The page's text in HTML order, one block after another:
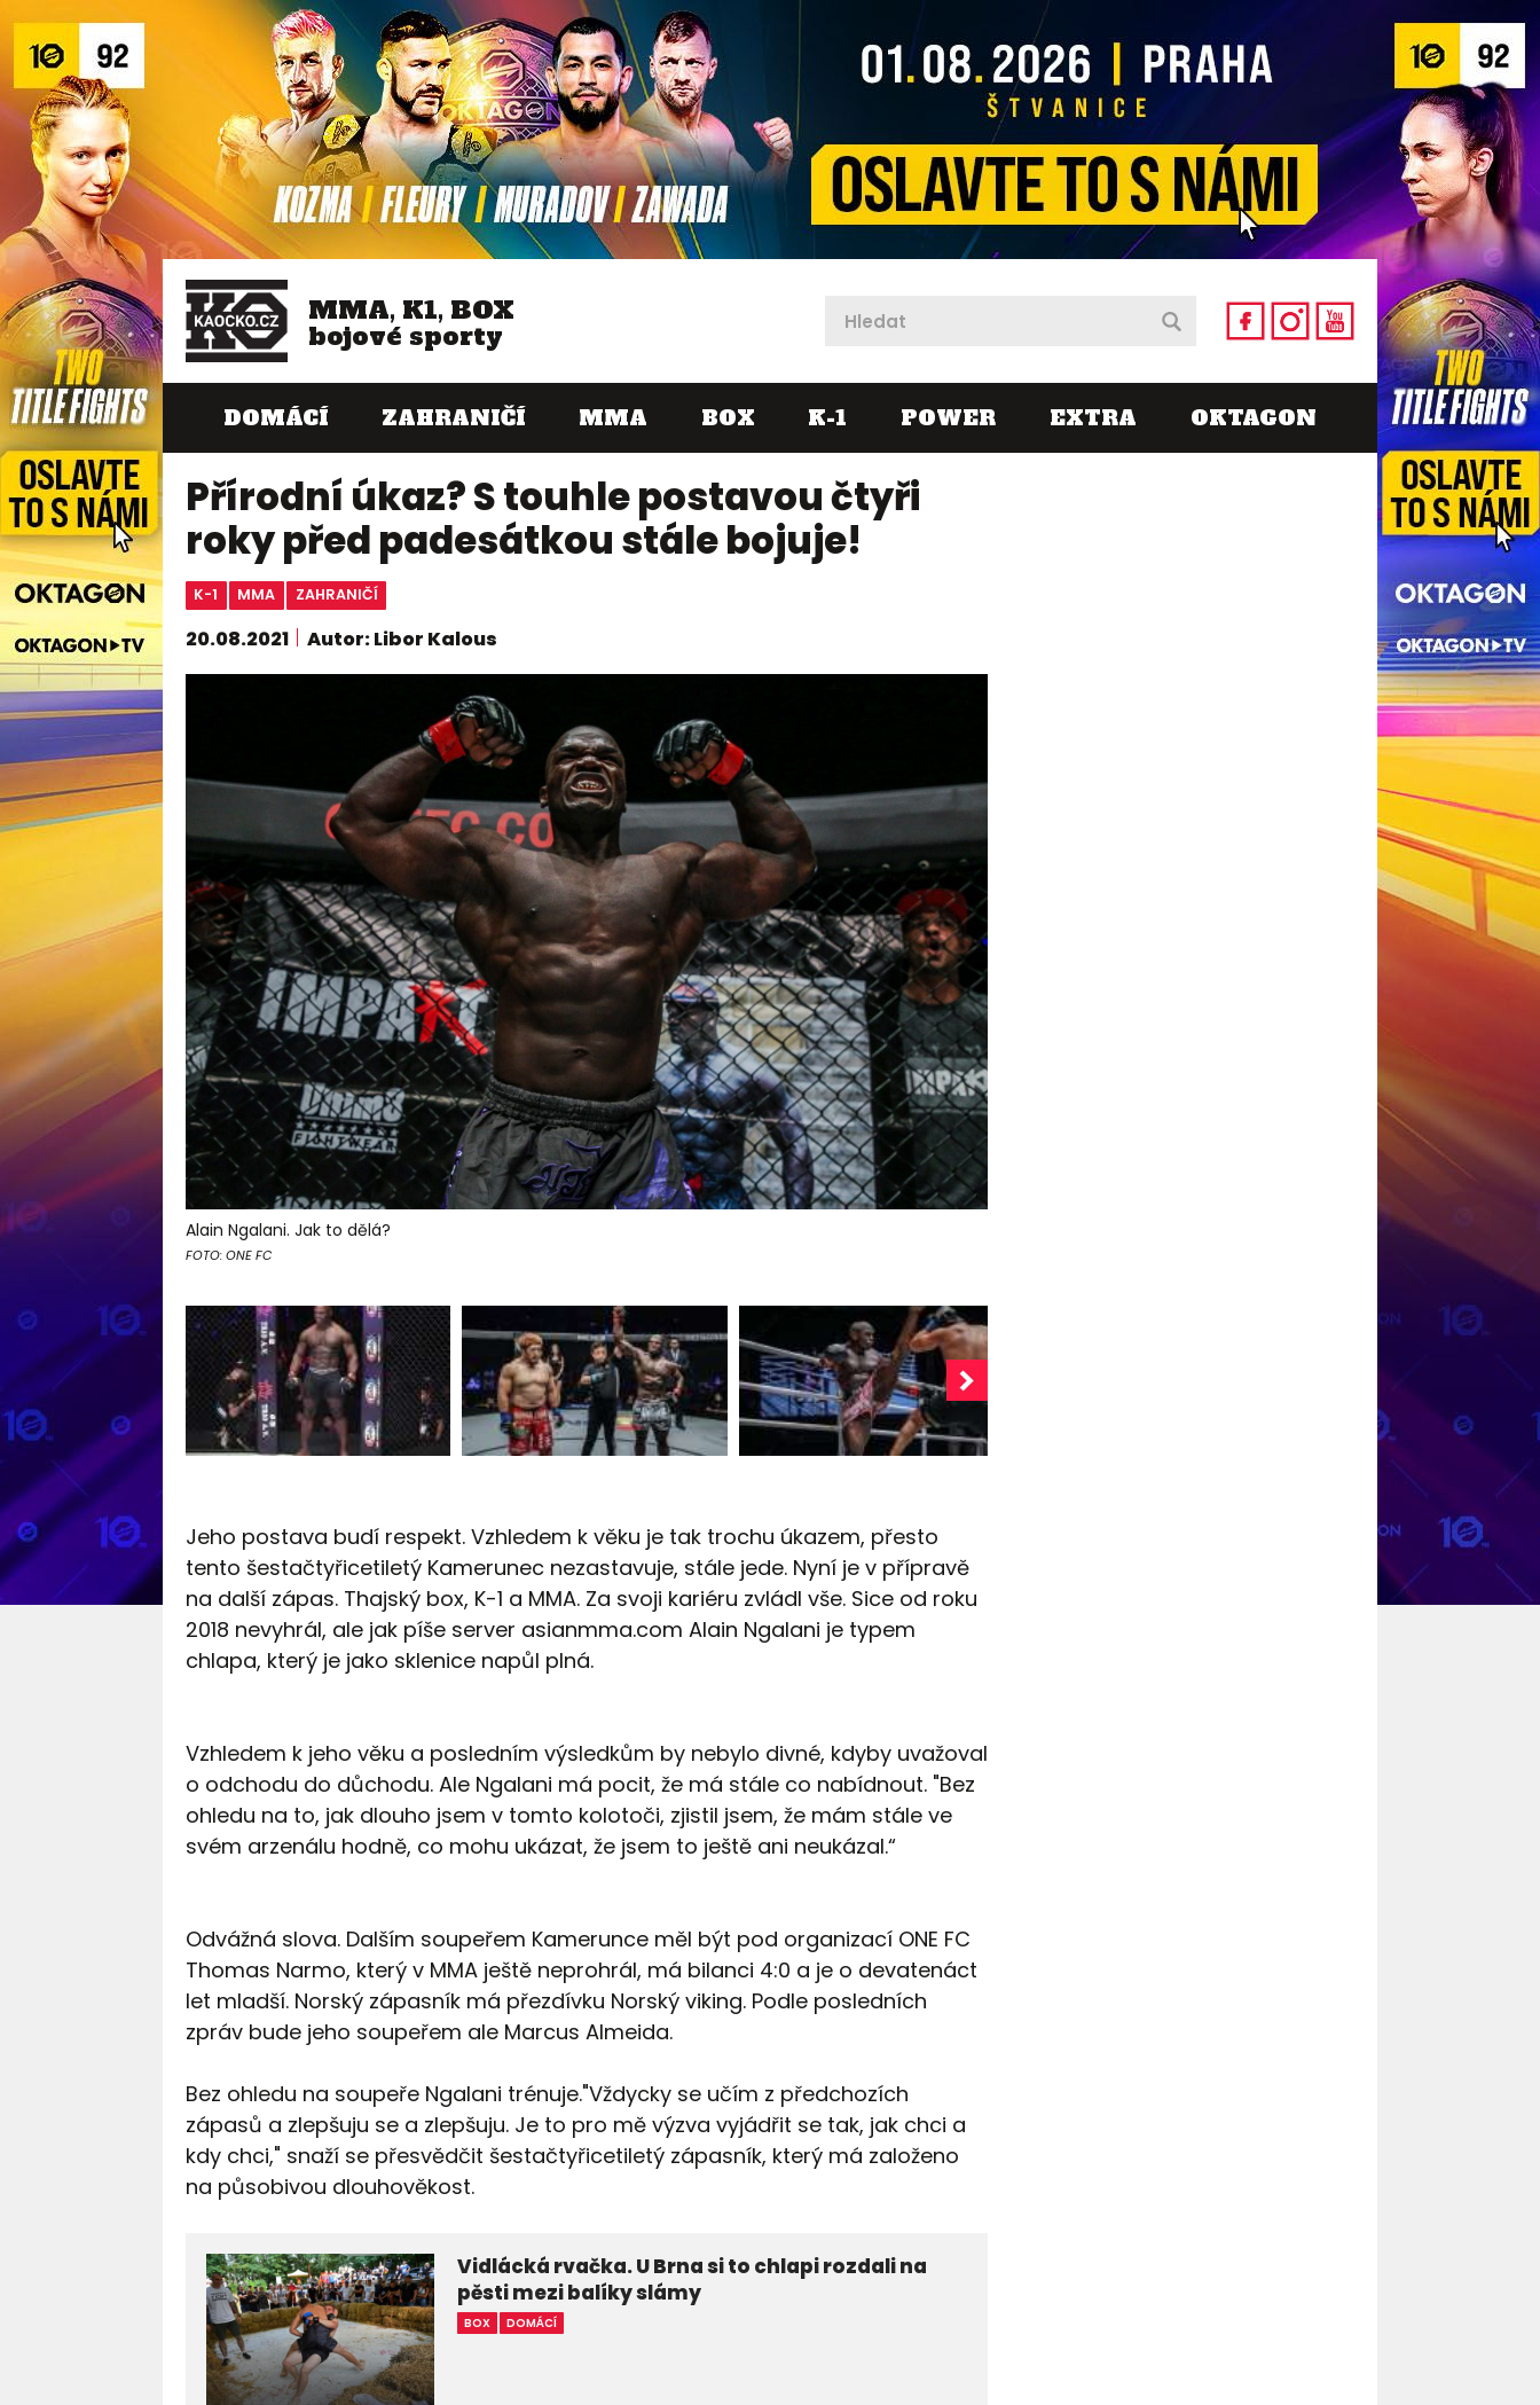
MMA, K1, BOX
bojové sporty
DOMÁCÍ ZAHRANIČÍ MMA BOX K-1 POWER EXTRA OKTAGON
Přírodní úkaz? S touhle postavou čtyři
roky před padesátkou stále bojuje!
K-1 MMA ZAHRANIČÍ
20.08.2021 Autor: Libor Kalous
Alain Ngalani. Jak to dělá?
FOTO: ONE FC
Jeho postava budí respekt. Vzhledem k věku je tak trochu úkazem, přesto
tento šestačtyřicetiletý Kamerunec nezastavuje, stále jede. Nyní je v přípravě
na další zápas. Thajský box, K-1 a MMA. Za svoji kariéru zvládl vše. Sice od roku
2018 nevyhrál, ale jak píše server asianmma.com Alain Ngalani je typem
chlapa, který je jako sklenice napůl plná.
Vzhledem k jeho věku a posledním výsledkům by nebylo divné, kdyby uvažoval
o odchodu do důchodu. Ale Ngalani má pocit, že má stále co nabídnout. "Bez
ohledu na to, jak dlouho jsem v tomto kolotoči, zjistil jsem, že mám stále ve
svém arzenálu hodně, co mohu ukázat, že jsem to ještě ani neukázal.“
Odvážná slova. Dalším soupeřem Kamerunce měl být pod organizací ONE FC
Thomas Narmo, který v MMA ještě neprohrál, má bilanci 4:0 a je o devatenáct
let mladší. Norský zápasník má přezdívku Norský viking. Podle posledních
zpráv bude jeho soupeřem ale Marcus Almeida.
Bez ohledu na soupeře Ngalani trénuje."Vždycky se učím z předchozích
zápasů a zlepšuju se a zlepšuju. Je to pro mě výzva vyjádřit se tak, jak chci a
kdy chci," snaží se přesvědčit šestačtyřicetiletý zápasník, který má založeno
na působivou dlouhověkost.
Vidlácká rvačka. U Brna si to chlapi rozdali na
pěsti mezi balíky slámy
BOX DOMÁCÍ